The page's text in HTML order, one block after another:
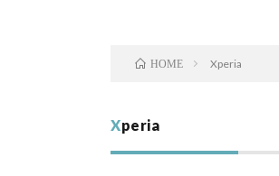
HOME Xperia
Xperia